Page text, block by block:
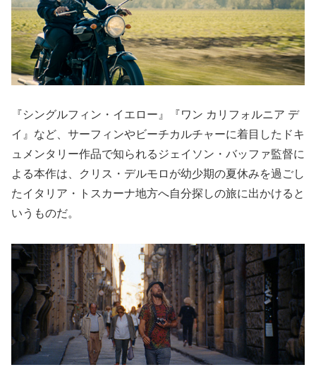
『シングルフィン・イエロー』『ワン カリフォルニア デ
イ』など、サーフィンやビーチカルチャーに着目したドキ
ュメンタリー作品で知られるジェイソン・バッファ監督に
よる本作は、クリス・デルモロが幼少期の夏休みを過ごし
たイタリア・トスカーナ地方へ自分探しの旅に出かけると
いうものだ。